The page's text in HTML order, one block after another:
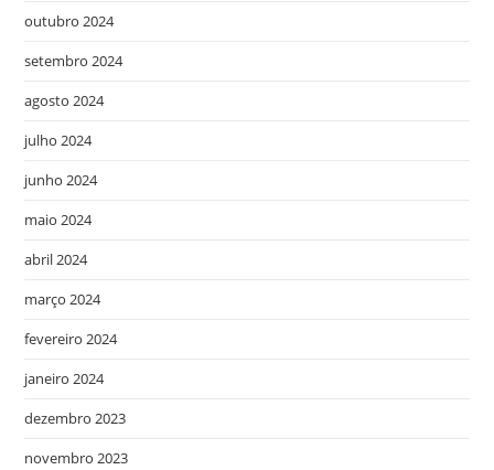
outubro 2024
setembro 2024
agosto 2024
julho 2024
junho 2024
maio 2024
abril 2024
março 2024
fevereiro 2024
janeiro 2024
dezembro 2023
novembro 2023